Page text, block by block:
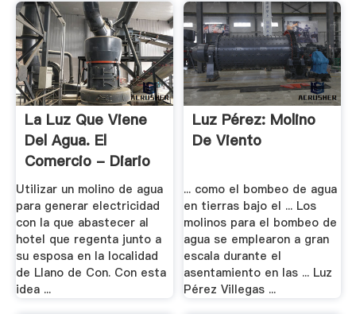
La Luz Que Viene
Del Agua. El
Comercio - Diario
De .
Utilizar un molino de agua
para generar electricidad
con la que abastecer al
hotel que regenta junto a
su esposa en la localidad
de Llano de Con. Con esta
idea ...
Luz Pérez: Molino
De Viento
... como el bombeo de agua
en tierras bajo el ... Los
molinos para el bombeo de
agua se emplearon a gran
escala durante el
asentamiento en las ... Luz
Pérez Villegas ...